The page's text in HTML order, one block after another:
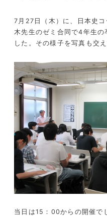
7 月 27 日（木）に、日本史
木先生のゼミ合同で4年生の
した。その様子を写真も交
当日は15 ： 00からの開催で